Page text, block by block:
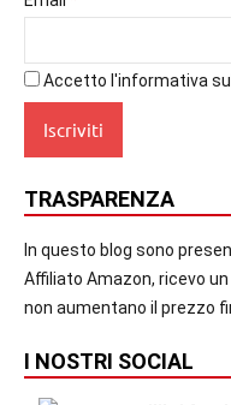
Accetto l'informativa
TRASPARENZA
In questo blog sono
Affiliato Amazon, ricevo
non aumentano il prezzo
I NOSTRI SOCIAL